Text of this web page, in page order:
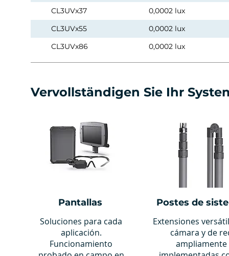
CL3UVx37
0,0002 lux
CL3UVx55
0,0002 lux
CL3UVx86
0,0002 lux
Vervollständigen Sie Ihr
Pantallas
Soluciones para cada
aplicación.
Funcionamiento
Postes de
Extensiones
cámara y de
ampliamente